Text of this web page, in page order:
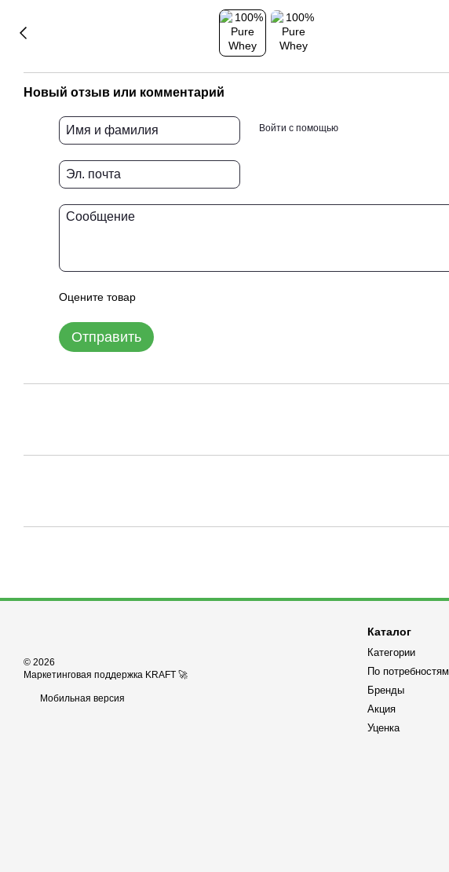
Новый отзыв или комментарий
Войти с помощью
Оцените товар
Отправить
© 2026
Маркетинговая поддержка KRAFT 🚀
Мобильная версия
Каталог
Категории
По потребностям
Бренды
Акция
Уценка